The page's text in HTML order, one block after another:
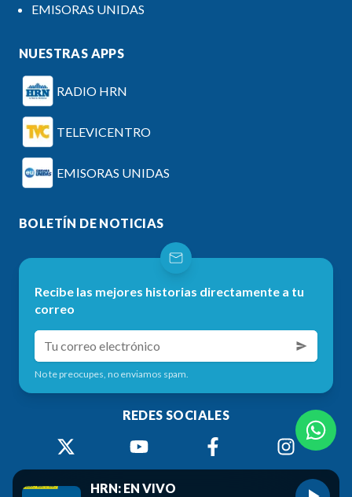
EMISORAS UNIDAS
NUESTRAS APPS
RADIO HRN
TELEVICENTRO
EMISORAS UNIDAS
BOLETÍN DE NOTICIAS
Recibe las mejores historias directamente a tu
correo
No te preocupes, no enviamos spam.
REDES SOCIALES
HRN: EN VIVO